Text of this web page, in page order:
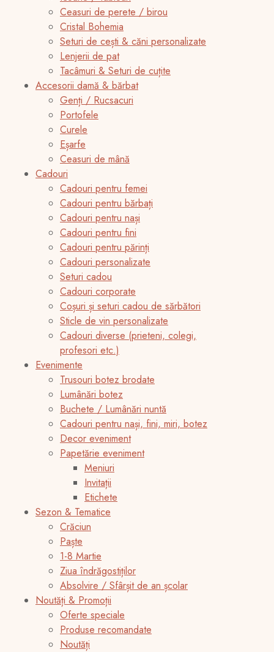
Ceasuri de perete / birou
Cristal Bohemia
Seturi de cești & căni personalizate
Lenjerii de pat
Tacâmuri & Seturi de cuțite
Accesorii damă & bărbat
Genți / Rucsacuri
Portofele
Curele
Eșarfe
Ceasuri de mână
Cadouri
Cadouri pentru femei
Cadouri pentru bărbați
Cadouri pentru nași
Cadouri pentru fini
Cadouri pentru părinți
Cadouri personalizate
Seturi cadou
Cadouri corporate
Coșuri și seturi cadou de sărbători
Sticle de vin personalizate
Cadouri diverse (prieteni, colegi,
profesori etc.)
Evenimente
Trusouri botez brodate
Lumânări botez
Buchete / Lumânări nuntă
Cadouri pentru nași, fini, miri, botez
Decor eveniment
Papetărie eveniment
Meniuri
Invitații
Etichete
Sezon & Tematice
Crăciun
Paște
1-8 Martie
Ziua îndrăgostiților
Absolvire / Sfârșit de an școlar
Noutăți & Promoții
Oferte speciale
Produse recomandate
Noutăți